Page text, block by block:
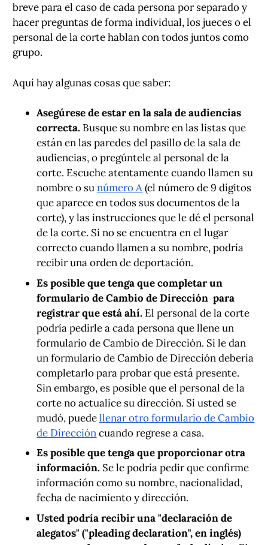
breve para el caso de cada persona por separado y
hacer preguntas de forma individual, los jueces o el
personal de la corte hablan con todos juntos como
grupo.
Aquí hay algunas cosas que saber:
Asegúrese de estar en la sala de audiencias
correcta. Busque su nombre en las listas que
están en las paredes del pasillo de la sala de
audiencias, o pregúntele al personal de la
corte. Escuche atentamente cuando llamen su
nombre o sunúmero A(el número de 9 dígitos
que aparece en todos sus documentos de la
corte), y las instrucciones que le dé el personal
de la corte. Si no se encuentra en el lugar
correcto cuando llamen a su nombre, podría
recibir una orden de deportación.
Es posible que tenga que completar un
formulario de Cambio de Dirección para
registrar que está ahí. El personal de la corte
podría pedirle a cada persona que llene un
formulario de Cambio de Dirección. Si le dan
un formulario de Cambio de Dirección debería
completarlo para probar que está presente.
Sin embargo, es posible que el personal de la
corte no actualice su dirección. Si usted se
mudó, puedellenar otro formulario de Cambio
de Direccióncuando regrese a casa.
Es posible que tenga que proporcionar otra
información. Se le podría pedir que confirme
información como su nombre, nacionalidad,
fecha de nacimiento y dirección.
Usted podría recibir una "declaración de
alegatos" ("pleading declaration", en inglés)